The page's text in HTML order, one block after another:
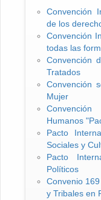
Convención
de los
Convención
todas las
Convención
Tratados
Convención
Mujer
Humanos
Pacto
Sociales y
Pacto
Políticos
Convenio
y Tribales en